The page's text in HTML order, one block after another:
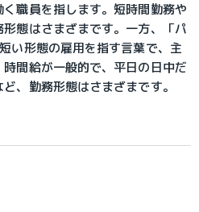
職員を指します。短時間勤務や
態はさまざまです。一方、「パ
い形態の雇用を指す言葉で、主
間給が一般的で、平日の日中だ
、勤務形態はさまざまです。